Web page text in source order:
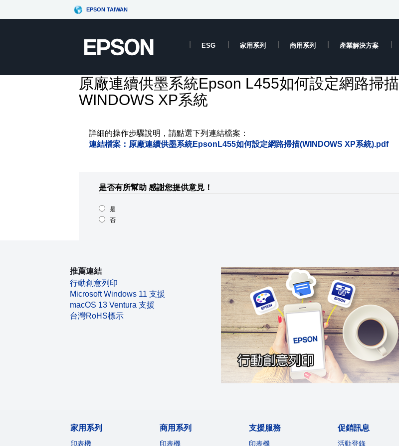
EPSON TAIWAN
ESG 家用系列 商用系列 產業解決方案
原廠連續供墨系統Epson L455如何設定網路掃描
WINDOWS XP系統
詳細的操作步驟說明，請點選下列連結檔案：
連結檔案：原廠連續供墨系統EpsonL455如何設定網路掃描(WINDOWS XP系統).pdf
是否有所幫助 感謝您提供意見！
是
否
推薦連結
行動創意列印
Microsoft Windows 11 支援
macOS 13 Ventura 支援
台灣RoHS標示
家用系列
印表機
商用系列
印表機
支援服務
印表機
促銷訊息
活動登錄